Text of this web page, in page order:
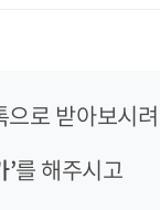
로 받아보시
를 해주시고